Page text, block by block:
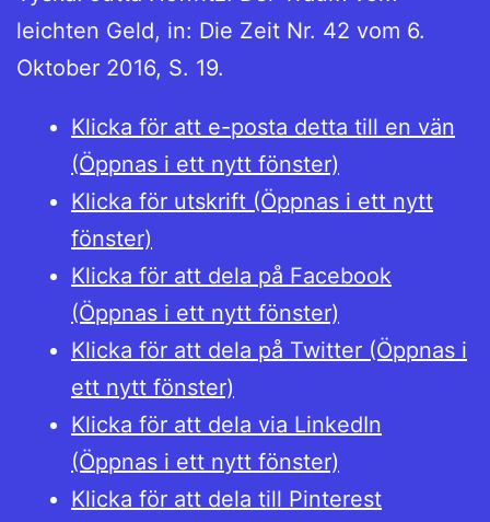
leichten Geld, in: Die Zeit Nr. 42 vom 6.
Oktober 2016, S. 19.
Klicka för att e-posta detta till en vän
(Öppnas i ett nytt fönster)
Klicka för utskrift (Öppnas i ett nytt
fönster)
Klicka för att dela på Facebook
(Öppnas i ett nytt fönster)
Klicka för att dela på Twitter (Öppnas i
ett nytt fönster)
Klicka för att dela via LinkedIn
(Öppnas i ett nytt fönster)
Klicka för att dela till Pinterest